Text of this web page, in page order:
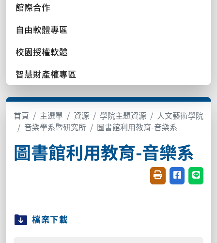
館際合作
自由軟體專區
校園授權軟體
智慧財產權專區
首頁 主選單 資源 學院主題資源
人文藝術學院
音樂學系暨研究所
圖書館利用教育-音樂系
圖書館利用教育-音樂系
友善列印(開新視
分享至臉書
分享
檔案下載